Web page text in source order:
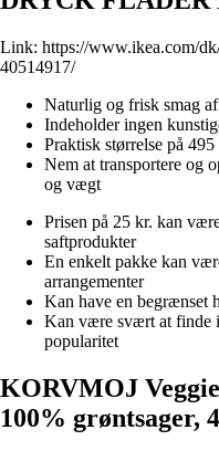
Link: https://www.ikea.com/
40514917/
Naturlig og frisk smag
Indeholder ingen
Praktisk størrelse på
Nem at transportere og
og vægt
Prisen på 25 kr. kan
saftprodukter
En enkelt pakke kan
arrangementer
Kan have en begrænset
Kan være svært at finde
popularitet
KORVMOJ
100% grøntsager,